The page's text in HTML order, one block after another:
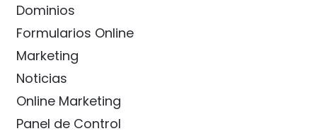
Dominios
Formularios Online
Marketing
Noticias
Online Marketing
Panel de Control